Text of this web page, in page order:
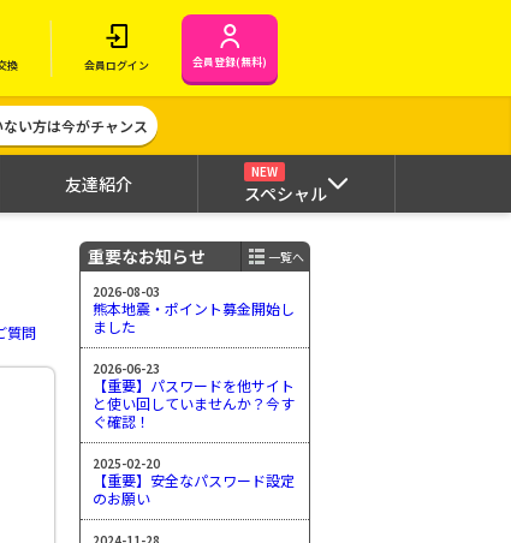
換 会員ログイン 会員登録(無料)
い方は今がチャンス
友達紹介
NEW
スペシャル
質問
重要なお知らせ
一覧へ
2026-08-03
熊本地震・ポイント募金開始し
ました
2026-06-23
【重要】パスワードを他サイト
と使い回していませんか？今す
ぐ確認！
2025-02-20
【重要】安全なパスワード設定
のお願い